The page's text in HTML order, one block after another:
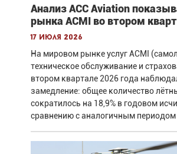
Анализ ACC Aviation
рынка ACMI во втором
17 июля 2026
На мировом рынке услуг ACMI
техническое обслуживание и
втором квартале 2026 года
замедление: общее количество
сократилось на 18,9% в годовом
сравнению с аналогичным периодом